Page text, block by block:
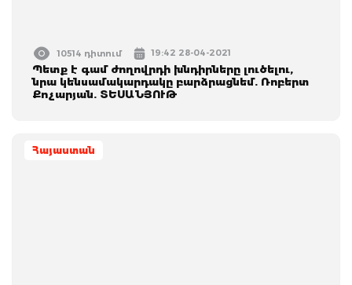
10514 դիտում 19:42 28-04-2021
Պետք է գամ ժողովրդի խնդիրները լուծելու,
նրա կենսամակարդակը բարձրացնեմ. Ռոբերտ
Քոչարյան. ՏԵՍԱՆՅՈՒԹ
Հայաստան